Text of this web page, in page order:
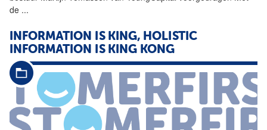
de ...
INFORMATION IS KING, HOLISTIC
INFORMATION IS KING KONG